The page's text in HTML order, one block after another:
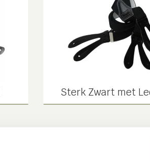
Sterk Zwart met